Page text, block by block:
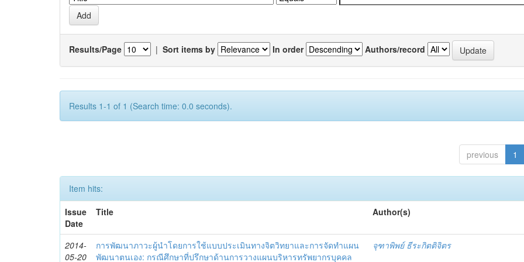
Results/Page | Sort items by In order Authors/record
Results 1-1 of 1 (Search time: 0.0 seconds).
previous 1
Item hits:
Issue
Date
Title Author(s)
2014-
05-20
การพัฒนาภาวะผู้นำโดยการใช้แบบประเมินทางจิตวิทยาและการจัดทำแผน
พัฒนาตนเอง: กรณีศึกษาที่ปรึกษาด้านการวางแผนบริหารทรัพยากรบุคคล
จุฑาพิพย์ ธีระกิตติจิตร